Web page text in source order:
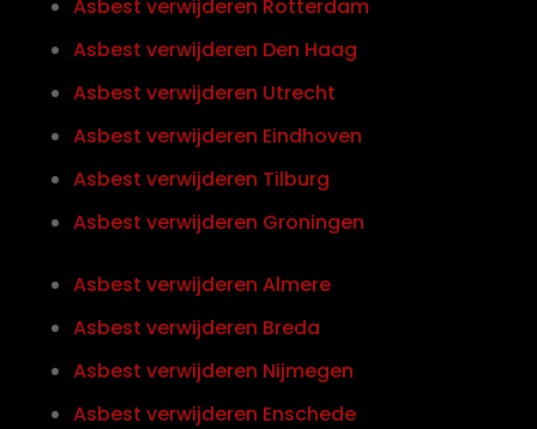
Asbest verwijderen Rotterdam
Asbest verwijderen Den Haag
Asbest verwijderen Utrecht
Asbest verwijderen Eindhoven
Asbest verwijderen Tilburg
Asbest verwijderen Groningen
Asbest verwijderen Almere
Asbest verwijderen Breda
Asbest verwijderen Nijmegen
Asbest verwijderen Enschede